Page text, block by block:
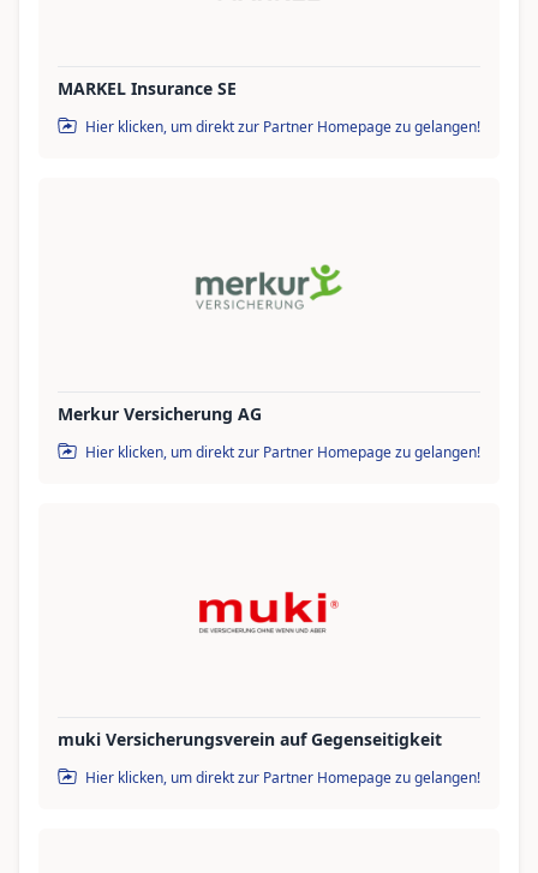
MARKEL Insurance SE
Hier klicken, um direkt zur Partner Homepage zu gelangen!
Merkur Versicherung AG
Hier klicken, um direkt zur Partner Homepage zu gelangen!
muki Versicherungsverein auf Gegenseitigkeit
Hier klicken, um direkt zur Partner Homepage zu gelangen!